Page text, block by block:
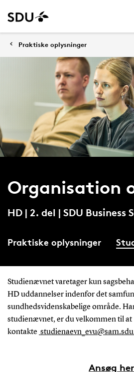
Praktiske oplysninger
Organisation
HD | 2. del | SDU Business
Praktiske oplysninger
Studienævnet varetager kun
HD uddannelser indenfor det
sundhedsvidenskabelige område.
studienævnet, er du velkommen til at
kontakte
Ansøg her